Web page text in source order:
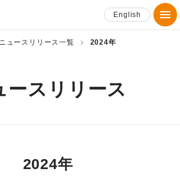
English
ニュースリリース一覧 2024年
ースリリース
2024年